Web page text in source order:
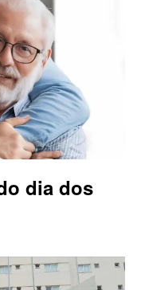
dia dos